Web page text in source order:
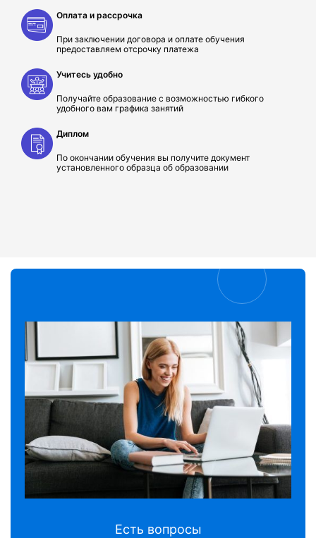
Оплата и рассрочка
При заключении договора и оплате обучения
предоставляем отсрочку платежа
Учитесь удобно
Получайте образование с возможностью гибкого
удобного вам графика занятий
Диплом
По окончании обучения вы получите документ
установленного образца об образовании
Есть вопросы